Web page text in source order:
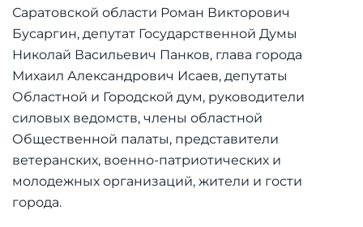
Саратовской области Роман Викторович
Бусаргин, депутат Государственной Думы
Николай Васильевич Панков, глава города
Михаил Александрович Исаев, депутаты
Областной и Городской дум, руководители
силовых ведомств, члены областной
Общественной палаты, представители
ветеранских, военно-патриотических и
молодежных организаций, жители и гости
города.